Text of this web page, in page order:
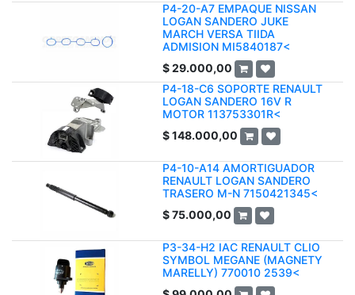
P4-20-A7 EMPAQUE NISSAN
LOGAN SANDERO JUKE
MARCH VERSA TIIDA
ADMISION MI5840187<
$29.000,00
P4-18-C6 SOPORTE RENAULT
LOGAN SANDERO 16V R
MOTOR 113753301R<
$148.000,00
P4-10-A14 AMORTIGUADOR
RENAULT LOGAN SANDERO
TRASERO M-N 7150421345<
$75.000,00
P3-34-H2 IAC RENAULT CLIO
SYMBOL MEGANE (MAGNETY
MARELLY) 770010 2539<